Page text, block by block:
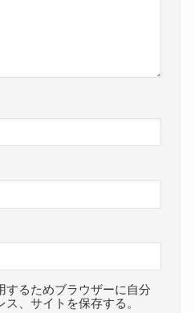
するためブラウザーに自分
、サイトを保存する。